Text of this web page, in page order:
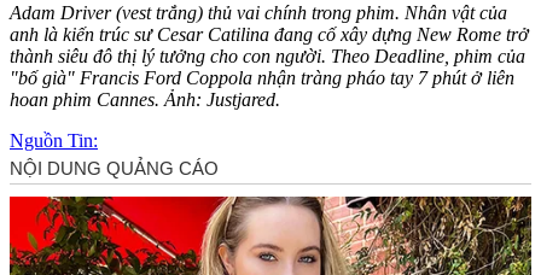
Adam Driver (vest trắng) thủ vai chính trong phim. Nhân vật của
anh là kiến trúc sư Cesar Catilina đang cố xây dựng New Rome trở
thành siêu đô thị lý tưởng cho con người. Theo Deadline, phim của
"bố già" Francis Ford Coppola nhận tràng pháo tay 7 phút ở liên
hoan phim Cannes. Ảnh: Justjared.
Nguồn Tin: